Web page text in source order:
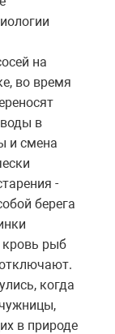
на
во время
в
и смена
-
берега
рыб
когда
в природе